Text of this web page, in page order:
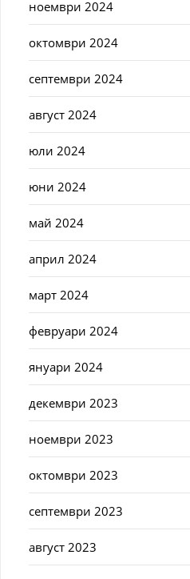
ноември 2024
октомври 2024
септември 2024
август 2024
юли 2024
юни 2024
май 2024
април 2024
март 2024
февруари 2024
януари 2024
декември 2023
ноември 2023
октомври 2023
септември 2023
август 2023